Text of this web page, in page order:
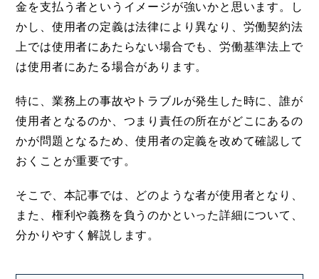
金を支払う者というイメージが強いかと思います。し
かし、使用者の定義は法律により異なり、労働契約法
上では使用者にあたらない場合でも、労働基準法上で
は使用者にあたる場合があります。
特に、業務上の事故やトラブルが発生した時に、誰が
使用者となるのか、つまり責任の所在がどこにあるの
かが問題となるため、使用者の定義を改めて確認して
おくことが重要です。
そこで、本記事では、どのような者が使用者となり、
また、権利や義務を負うのかといった詳細について、
分かりやすく解説します。